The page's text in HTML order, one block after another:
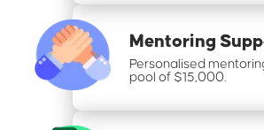
Mentoring
Personalised
pool of $15,000.